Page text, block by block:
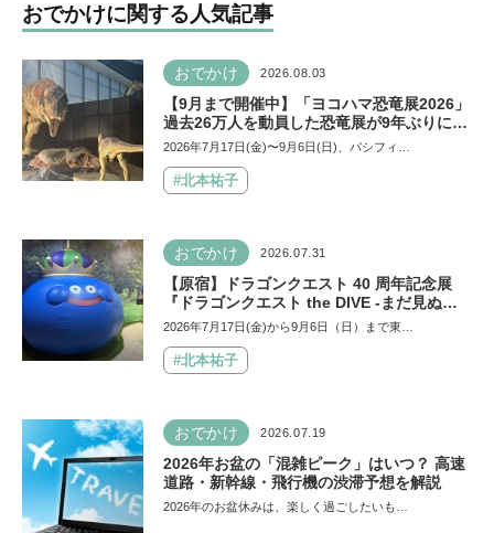
おでかけに関する人気記事
おでかけ 2026.08.03
【9月まで開催中】「ヨコハマ恐竜展2026」
過去26万人を動員した恐竜展が9年ぶりに復
活！ 夏休みのおでかけで楽しむポイントを
2026年7月17日(金)〜9月6日(日)、パシフィ…
#北本祐子
おでかけ 2026.07.31
【原宿】ドラゴンクエスト 40 周年記念展
『ドラゴンクエスト the DIVE -まだ見ぬ冒
険の舞台へ-』が原宿ハラカドに登場！ VR体
楽しめる注目イベント
2026年7月17日(金)から9月6日（日）まで東…
#北本祐子
おでかけ 2026.07.19
2026年お盆の「混雑ピーク」はいつ？ 高速
道路・新幹線・飛行機の渋滞予想を解説
2026年のお盆休みは、楽しく過ごしたいも…